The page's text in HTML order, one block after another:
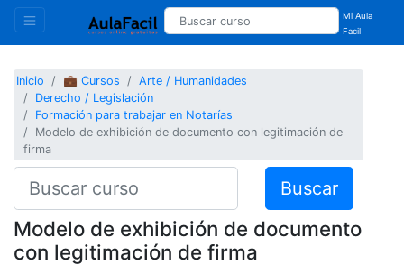
Mi Aula
Facil
Inicio 💼 Cursos
Arte / Humanidades
Derecho / Legislación
Formación para trabajar en Notarías
Modelo de exhibición de documento con legitimación de
firma
Buscar
Modelo de exhibición de documento
con legitimación de firma